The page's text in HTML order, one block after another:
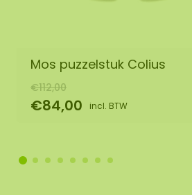
Mos puzzelstuk Colius
€112,00
€84,00 incl. BTW